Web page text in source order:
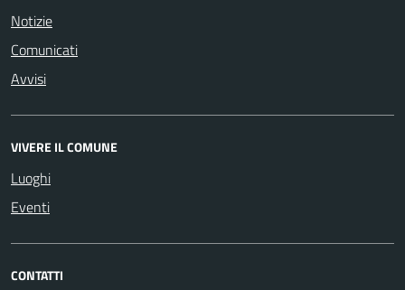
Notizie
Comunicati
Avvisi
VIVERE IL COMUNE
Luoghi
Eventi
CONTATTI